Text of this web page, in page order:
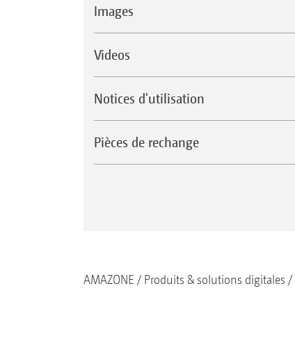
Images
Videos
Notices d'utilisation
Pièces de rechange
AMAZONE Produits & solutions digitales